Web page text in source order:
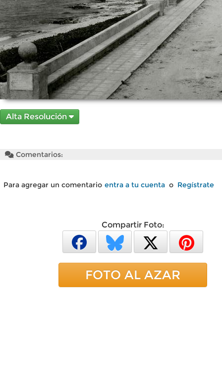
Alta Resolución
Comentarios:
Para agregar un comentario entra a tu cuenta o Regístrate
Compartir Foto:
FOTO AL AZAR